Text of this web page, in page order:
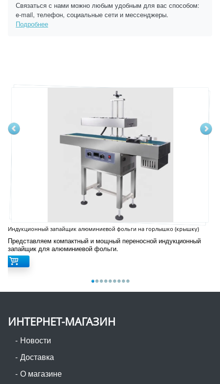
Связаться с нами можно любым удобным для вас способом:
e-mail, телефон, социальные сети и мессенджеры.
Подробнее
Индукционный запайщик алюминиевой фольги на горлышко (крышку)
Представляем компактный и мощный переносной индукционный
запайщик для алюминиевой фольги.
ИНТЕРНЕТ-МАГАЗИН
Новости
Доставка
О магазине